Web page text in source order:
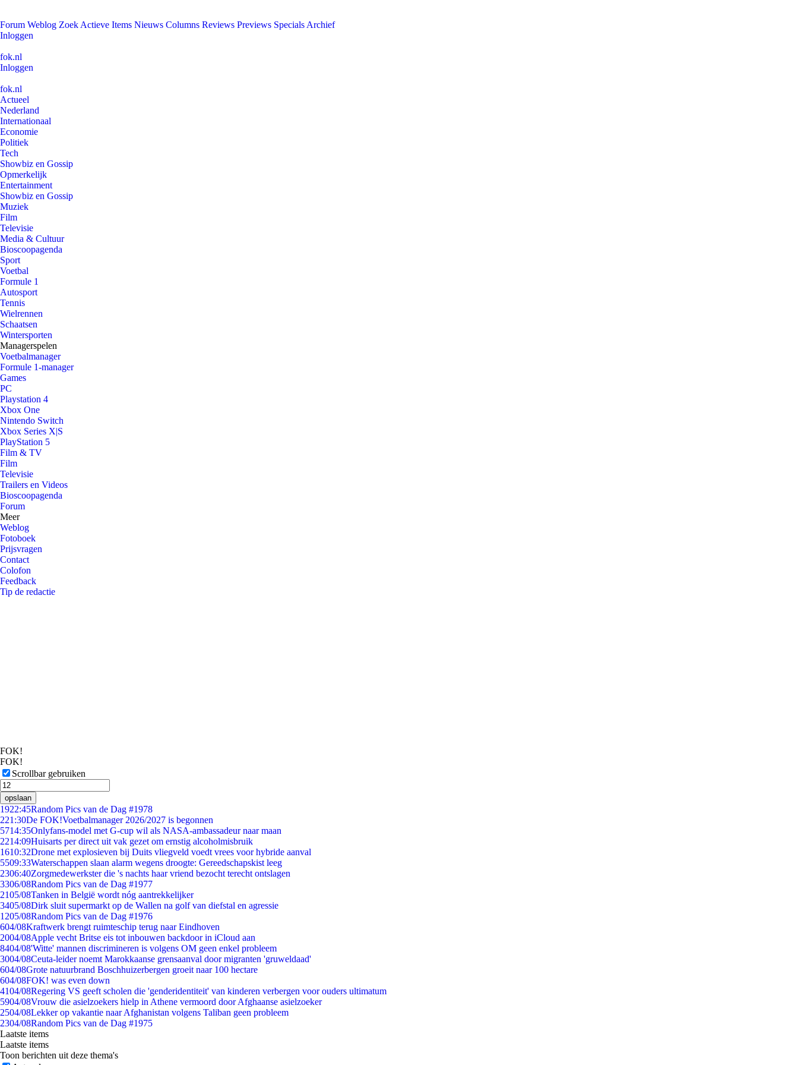
Forum Weblog Zoek Actieve Items Nieuws Columns Reviews Previews Specials Archief
Inloggen
fok.nl
Inloggen
fok.nl
Actueel
Nederland
Internationaal
Economie
Politiek
Tech
Showbiz en Gossip
Opmerkelijk
Entertainment
Showbiz en Gossip
Muziek
Film
Televisie
Media & Cultuur
Bioscoopagenda
Sport
Voetbal
Formule 1
Autosport
Tennis
Wielrennen
Schaatsen
Wintersporten
Managerspelen
Voetbalmanager
Formule 1-manager
Games
PC
Playstation 4
Xbox One
Nintendo Switch
Xbox Series X|S
PlayStation 5
Film & TV
Film
Televisie
Trailers en Videos
Bioscoopagenda
Forum
Meer
Weblog
Fotoboek
Prijsvragen
Contact
Colofon
Feedback
Tip de redactie
FOK!
FOK!
Scrollbar gebruiken
opslaan
1922:45Random Pics van de Dag #1978
221:30De FOK!Voetbalmanager 2026/2027 is begonnen
5714:35Onlyfans-model met G-cup wil als NASA-ambassadeur naar maan
2214:09Huisarts per direct uit vak gezet om ernstig alcoholmisbruik
1610:32Drone met explosieven bij Duits vliegveld voedt vrees voor hybride aanval
5509:33Waterschappen slaan alarm wegens droogte: Gereedschapskist leeg
2306:40Zorgmedewerkster die 's nachts haar vriend bezocht terecht ontslagen
3306/08Random Pics van de Dag #1977
2105/08Tanken in België wordt nóg aantrekkelijker
3405/08Dirk sluit supermarkt op de Wallen na golf van diefstal en agressie
1205/08Random Pics van de Dag #1976
604/08Kraftwerk brengt ruimteschip terug naar Eindhoven
2004/08Apple vecht Britse eis tot inbouwen backdoor in iCloud aan
8404/08'Witte' mannen discrimineren is volgens OM geen enkel probleem
3004/08Ceuta-leider noemt Marokkaanse grensaanval door migranten 'gruweldaad'
604/08Grote natuurbrand Boschhuizerbergen groeit naar 100 hectare
604/08FOK! was even down
4104/08Regering VS geeft scholen die 'genderidentiteit' van kinderen verbergen voor ouders ultimatum
5904/08Vrouw die asielzoekers hielp in Athene vermoord door Afghaanse asielzoeker
2504/08Lekker op vakantie naar Afghanistan volgens Taliban geen probleem
2304/08Random Pics van de Dag #1975
Laatste items
Laatste items
Toon berichten uit deze thema's